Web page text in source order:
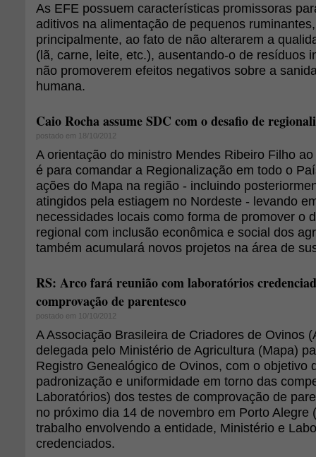
As EFE possuem características promissoras
aditivos na alimentação de pequenos
principalmente, ao fato de não alterarem a
(lã, carne, leite, etc.), ausentando-o de resíduos
não promoverem efeitos negativos sobre a
humana.
Caio Rocha assume SDC com o desafio de
postado em 18/10/2012
A orientação do ministro Mendes Ribeiro Filho
é para comandar a Regionalização em todo o
ações do Mapa na região - incluindo
atingidos pela estiagem no Nordeste - levando
necessidades locais como forma de promover o
regional com inclusão econômica e social dos
também acumulará novos projetos na área de
RS: Arco fará reunião com laboratórios
comprovação de parentesco
postado em 10/10/2012
A Associação Brasileira de Criadores de Ovinos
delegada pelo Ministério de Agricultura (Mapa)
Registro Genealógico de Ovinos, com o objetivo
padronização e uniformidade em torno das
Laboratórios) dos testes de comprovação de
no próximo dia 14 de novembro em Porto Alegre
trabalho envolvendo a entidade, Ministério e
credenciados.